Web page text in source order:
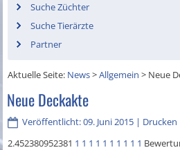
Suche Züchter
Suche Tierärzte
Partner
Aktuelle Seite: News>Allgemein > Neue
Neue Deckakte
Veröffentlicht: 09. Juni 2015 | Drucken
2.452380952381 1 1 1 1 1 1 1 1 1 1